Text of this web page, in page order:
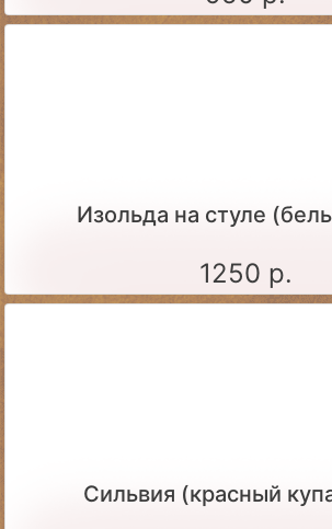
Изольда на стуле
1250 р.
Сильвия (красный